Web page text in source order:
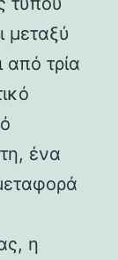
μεταξύ
από τρία
ένα
η